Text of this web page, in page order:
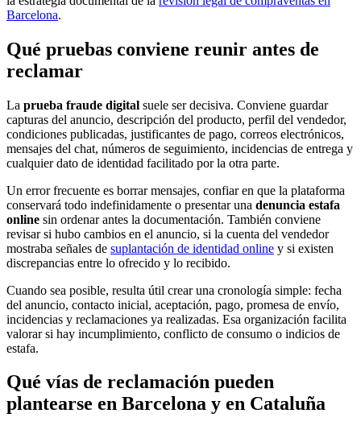
Barcelona.
Qué pruebas conviene reunir antes de
reclamar
La prueba fraude digital suele ser decisiva. Conviene guardar
capturas del anuncio, descripción del producto, perfil del vendedor,
condiciones publicadas, justificantes de pago, correos electrónicos,
mensajes del chat, números de seguimiento, incidencias de entrega y
cualquier dato de identidad facilitado por la otra parte.
Un error frecuente es borrar mensajes, confiar en que la plataforma
conservará todo indefinidamente o presentar una denuncia estafa
online sin ordenar antes la documentación. También conviene
revisar si hubo cambios en el anuncio, si la cuenta del vendedor
mostraba señales de suplantación de identidad online y si existen
discrepancias entre lo ofrecido y lo recibido.
Cuando sea posible, resulta útil crear una cronología simple: fecha
del anuncio, contacto inicial, aceptación, pago, promesa de envío,
incidencias y reclamaciones ya realizadas. Esa organización facilita
valorar si hay incumplimiento, conflicto de consumo o indicios de
estafa.
Qué vías de reclamación pueden
plantearse en Barcelona y en Cataluña